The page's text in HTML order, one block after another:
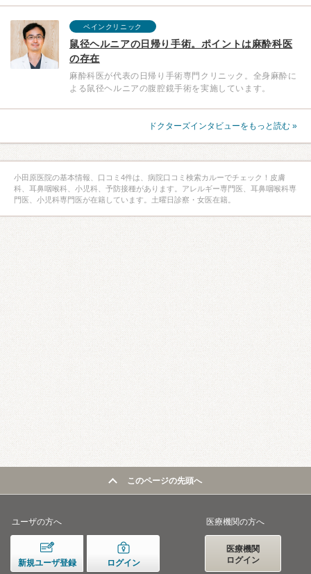
ペインクリニック
鼠径ヘルニアの日帰り手術。ポイントは麻酔科医
の存在
麻酔科医が代表の日帰り手術専門クリニック。全身麻酔に
よる鼠径ヘルニアの腹腔鏡手術を実施しています。
ドクターズインタビューをもっと読む »
小田原医院の基本情報、口コミ4件は、病院口コミ検索カルーでチェック！皮膚
科、耳鼻咽喉科、小児科、予防接種があります。アレルギー専門医、耳鼻咽喉科専
門医、小児科専門医が在籍しています。土曜日診察・女医在籍。
このページの先頭へ
ユーザの方へ
新規ユーザ登録 ログイン
医療機関の方へ
医療機関
ログイン